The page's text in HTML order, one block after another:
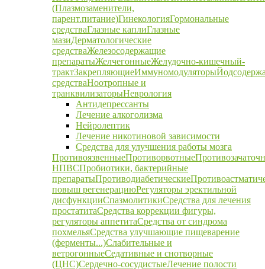
(Плазмозаменители,
парент.питание)ГинекологияГормональные
средстваГлазные каплиГлазные
мазиДерматологические
средстваЖелезосодержащие
препаратыЖелчегонныеЖелудочно-кишечный-
трактЗакрепляющиеИммуномодуляторы
средстваНоотропные и
транквилизаторыНеврология
Антидепрессанты
Лечение алкоголизма
Нейролептик
Лечение никотиновой зависимости
Средства для улучшения работы мозга
ПротивоязвенныеПротиворвотные
НПВСПробиотики, бактерийные
препаратыПротиводиабетические
повыш регенерациюРегуляторы эректильной
дисфункцииСпазмолитикиСредства для лечения
простатитаСредства коррекции фигуры,
регуляторы аппетитаСредства от синдрома
похмельяСредства улучшающие пищеварение
(ферменты...)Слабительные и
ветрогонныеСедативные и снотворные
(ЦНС)Сердечно-сосудистыеЛечение полости